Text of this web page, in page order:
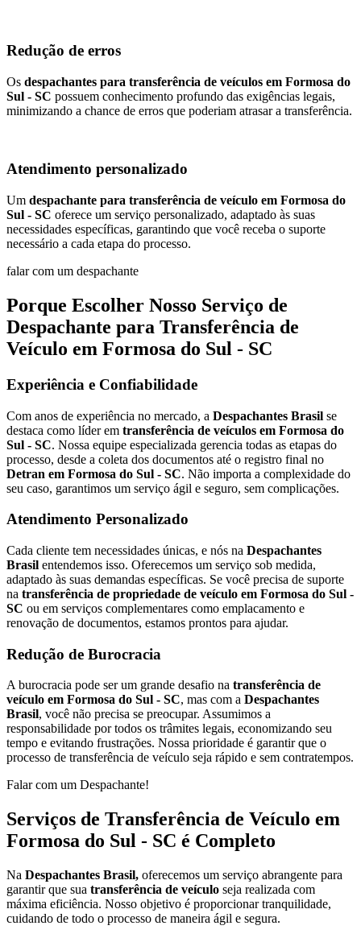
Redução de erros
Os despachantes para transferência de veículos em Formosa do
Sul - SC possuem conhecimento profundo das exigências legais,
minimizando a chance de erros que poderiam atrasar a transferência.
Atendimento personalizado
Um despachante para transferência de veículo em Formosa do
Sul - SC oferece um serviço personalizado, adaptado às suas
necessidades específicas, garantindo que você receba o suporte
necessário a cada etapa do processo.
falar com um despachante
Porque Escolher Nosso Serviço de
Despachante para Transferência de
Veículo em Formosa do Sul - SC
Experiência e Confiabilidade
Com anos de experiência no mercado, a Despachantes Brasil se
destaca como líder em transferência de veículos em Formosa do
Sul - SC. Nossa equipe especializada gerencia todas as etapas do
processo, desde a coleta dos documentos até o registro final no
Detran em Formosa do Sul - SC. Não importa a complexidade do
seu caso, garantimos um serviço ágil e seguro, sem complicações.
Atendimento Personalizado
Cada cliente tem necessidades únicas, e nós na Despachantes
Brasil entendemos isso. Oferecemos um serviço sob medida,
adaptado às suas demandas específicas. Se você precisa de suporte
na transferência de propriedade de veículo em Formosa do Sul -
SC ou em serviços complementares como emplacamento e
renovação de documentos, estamos prontos para ajudar.
Redução de Burocracia
A burocracia pode ser um grande desafio na transferência de
veículo em Formosa do Sul - SC, mas com a Despachantes
Brasil, você não precisa se preocupar. Assumimos a
responsabilidade por todos os trâmites legais, economizando seu
tempo e evitando frustrações. Nossa prioridade é garantir que o
processo de transferência de veículo seja rápido e sem contratempos.
Falar com um Despachante!
Serviços de Transferência de Veículo em
Formosa do Sul - SC é Completo
Na Despachantes Brasil, oferecemos um serviço abrangente para
garantir que sua transferência de veículo seja realizada com
máxima eficiência. Nosso objetivo é proporcionar tranquilidade,
cuidando de todo o processo de maneira ágil e segura.